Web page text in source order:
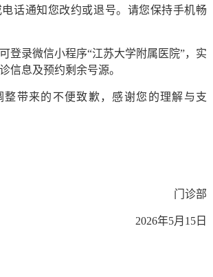
话通知您改约或退号。请您保持手机畅
登录微信小程序“江苏大学附属医院”，实
信息及预约剩余号源。
整带来的不便致歉，感谢您的理解与支
门诊部
2026年5月15日